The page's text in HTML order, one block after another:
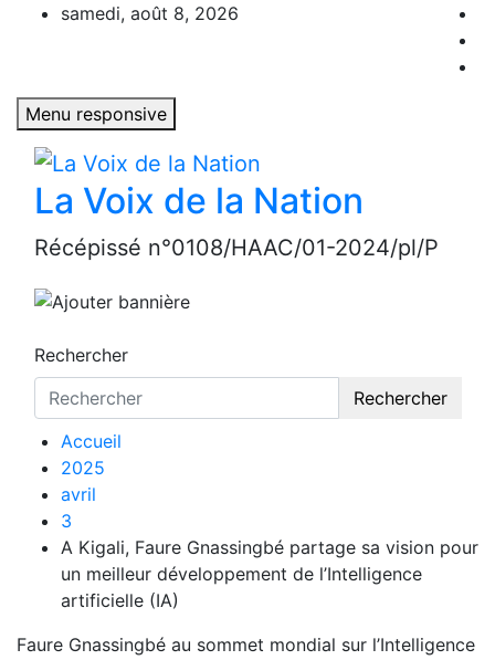
samedi, août 8, 2026
Menu responsive
La Voix de la Nation
Récépissé n°0108/HAAC/01-2024/pl/P
Rechercher
Rechercher
Accueil
2025
avril
3
A Kigali, Faure Gnassingbé partage sa vision pour
un meilleur développement de l’Intelligence
artificielle (IA)
Faure Gnassingbé au sommet mondial sur l’Intelligence